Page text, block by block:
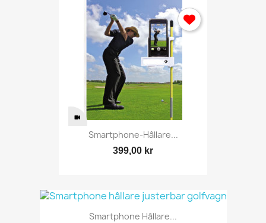
Smartphone-Hållare...
399,00 kr
Smartphone Hållare...